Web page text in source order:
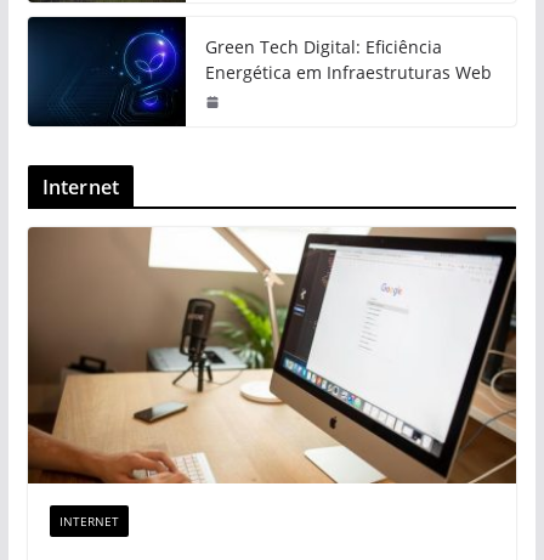
Green Tech Digital: Eficiência
Energética em Infraestruturas Web
Internet
INTERNET